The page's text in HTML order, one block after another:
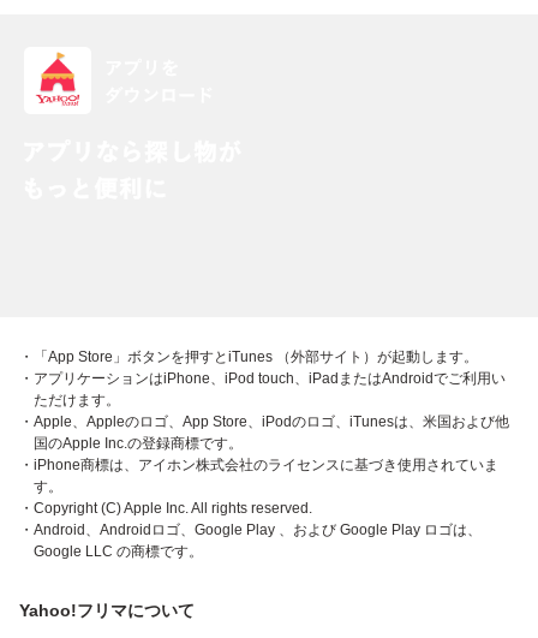
・「App Store」ボタンを押すとiTunes （外部サイト）が起動します。
・アプリケーションはiPhone、iPod touch、iPadまたはAndroidでご利用い
ただけます。
・Apple、Appleのロゴ、App Store、iPodのロゴ、iTunesは、米国および他
国のApple Inc.の登録商標です。
・iPhone商標は、アイホン株式会社のライセンスに基づき使用されていま
す。
・Copyright (C) Apple Inc. All rights reserved.
・Android、Androidロゴ、Google Play 、および Google Play ロゴは、
Google LLC の商標です。
Yahoo!フリマについて